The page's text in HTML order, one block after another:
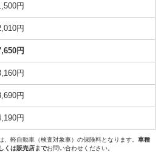
円
円
円
円
円
円
軽自動車（検査対象車）の保険料となります。 車種
くは販売店までお問い合わせください。